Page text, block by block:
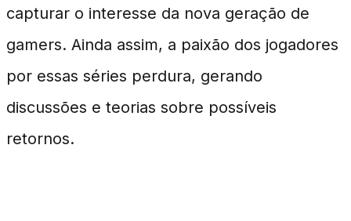
capturar o interesse da nova geração de
gamers. Ainda assim, a paixão dos jogadores
por essas séries perdura, gerando
discussões e teorias sobre possíveis
retornos.